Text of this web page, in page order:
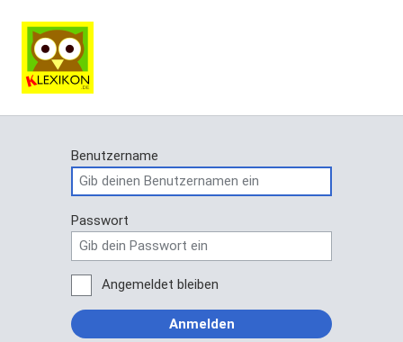
Benutzername
Passwort
Angemeldet bleiben
Anmelden